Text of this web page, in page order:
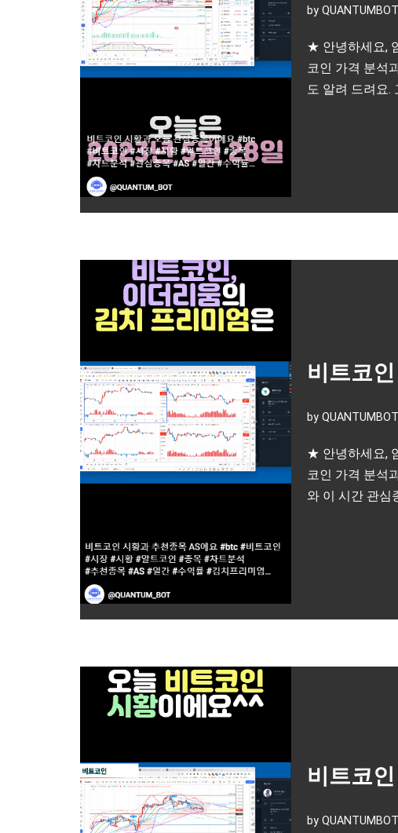
by
★ 안녕하세요,
코인 가격 분석
도 알려 드려요.
비트코
by
★ 안녕하세요,
코인 가격 분석
와 이 시간 관
비트코
by